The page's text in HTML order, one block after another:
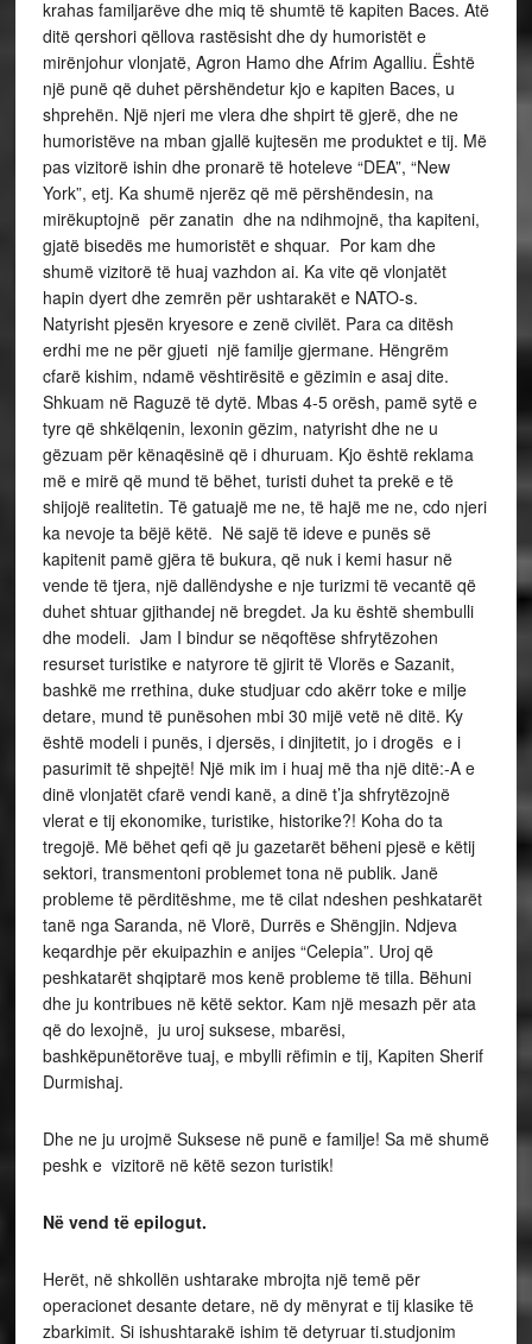
krahas familjarëve dhe miq të shumtë të kapiten Baces. Atë
ditë qershori qëllova rastësisht dhe dy humoristët e
mirënjohur vlonjatë, Agron Hamo dhe Afrim Agalliu. Është
një punë që duhet përshëndetur kjo e kapiten Baces, u
shprehën. Një njeri me vlera dhe shpirt të gjerë, dhe ne
humoristëve na mban gjallë kujtesën me produktet e tij. Më
pas vizitorë ishin dhe pronarë të hoteleve “DEA”, “New
York”, etj. Ka shumë njerëz që më përshëndesin, na
mirëkuptojnë për zanatin dhe na ndihmojnë, tha kapiteni,
gjatë bisedës me humoristët e shquar. Por kam dhe
shumë vizitorë të huaj vazhdon ai. Ka vite që vlonjatët
hapin dyert dhe zemrën për ushtarakët e NATO-s.
Natyrisht pjesën kryesore e zenë civilët. Para ca ditësh
erdhi me ne për gjueti një familje gjermane. Hëngrëm
cfarë kishim, ndamë vështirësitë e gëzimin e asaj dite.
Shkuam në Raguzë të dytë. Mbas 4-5 orësh, pamë sytë e
tyre që shkëlqenin, lexonin gëzim, natyrisht dhe ne u
gëzuam për kënaqësinë që i dhuruam. Kjo është reklama
më e mirë që mund të bëhet, turisti duhet ta prekë e të
shijojë realitetin. Të gatuajë me ne, të hajë me ne, cdo njeri
ka nevoje ta bëjë këtë. Në sajë të ideve e punës së
kapitenit pamë gjëra të bukura, që nuk i kemi hasur në
vende të tjera, një dallëndyshe e nje turizmi të vecantë që
duhet shtuar gjithandej në bregdet. Ja ku është shembulli
dhe modeli. Jam I bindur se nëqoftëse shfrytëzohen
resurset turistike e natyrore të gjirit të Vlorës e Sazanit,
bashkë me rrethina, duke studjuar cdo akërr toke e milje
detare, mund të punësohen mbi 30 mijë vetë në ditë. Ky
është modeli i punës, i djersës, i dinjitetit, jo i drogës e i
pasurimit të shpejtë! Një mik im i huaj më tha një ditë:-A e
dinë vlonjatët cfarë vendi kanë, a dinë t’ja shfrytëzojnë
vlerat e tij ekonomike, turistike, historike?! Koha do ta
tregojë. Më bëhet qefi që ju gazetarët bëheni pjesë e këtij
sektori, transmentoni problemet tona në publik. Janë
probleme të përditëshme, me të cilat ndeshen peshkatarët
tanë nga Saranda, në Vlorë, Durrës e Shëngjin. Ndjeva
keqardhje për ekuipazhin e anijes “Celepia”. Uroj që
peshkatarët shqiptarë mos kenë probleme të tilla. Bëhuni
dhe ju kontribues në këtë sektor. Kam një mesazh për ata
që do lexojnë, ju uroj suksese, mbarësi,
bashkëpunëtorëve tuaj, e mbylli rëfimin e tij, Kapiten Sherif
Durmishaj.
Dhe ne ju urojmë Suksese në punë e familje! Sa më shumë
peshk e vizitorë në këtë sezon turistik!
Në vend të epilogut.
Herët, në shkollën ushtarake mbrojta një temë për
operacionet desante detare, në dy mënyrat e tij klasike të
zbarkimit. Si ishushtarakë ishim të detyruar ti.studjonim